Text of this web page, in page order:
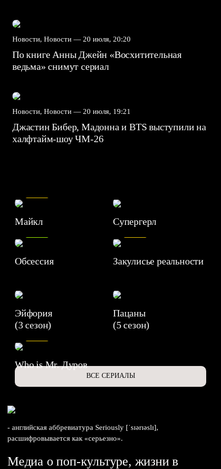
Новости, Новости — 20 июля, 20:20
По книге Анны Джейн «Восхитительная
ведьма» снимут сериал
Новости, Новости — 20 июля, 19:21
Джастин Бибер, Мадонна и BTS выступили на
халфтайм-шоу ЧМ-26
Майкл Супергерл
Обсессия
7.1
Закулисье реальности
Эйфория
(3 сезон)
Пацаны
(5 сезон)
6.3
Who is Mr. Дуров
ВСЕ СЕРИАЛЫ
- английская аббревиатура Seriously [ˈsɪərɪəslɪ],
расшифровывается как «серьезно».
Медиа о поп-культуре, жизни в